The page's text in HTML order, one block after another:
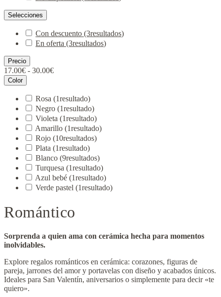
Selecciones
Con descuento (3resultados)
En oferta (3resultados)
Precio
17.00€ - 30.00€
Color
Rosa (1resultado)
Negro (1resultado)
Violeta (1resultado)
Amarillo (1resultado)
Rojo (10resultados)
Plata (1resultado)
Blanco (9resultados)
Turquesa (1resultado)
Azul bebé (1resultado)
Verde pastel (1resultado)
Romántico
Sorprenda a quien ama con cerámica hecha para momentos
inolvidables.
Explore regalos románticos en cerámica: corazones, figuras de
pareja, jarrones del amor y portavelas con diseño y acabados únicos.
Ideales para San Valentín, aniversarios o simplemente para decir «te
quiero».